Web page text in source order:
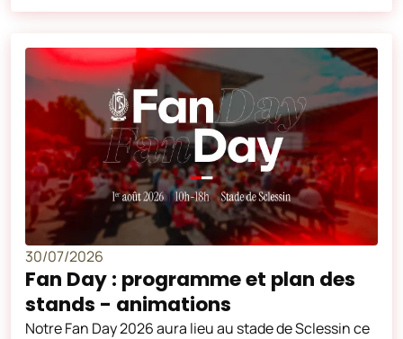
30/07/2026
Fan Day : programme et plan des
stands - animations
Notre Fan Day 2026 aura lieu au stade de Sclessin ce